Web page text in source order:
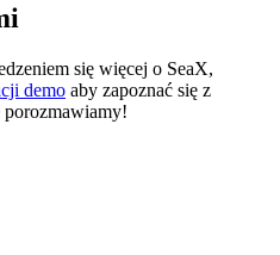
się więcej o SeaX,
demo aby zapoznać się z
porozmawiamy!